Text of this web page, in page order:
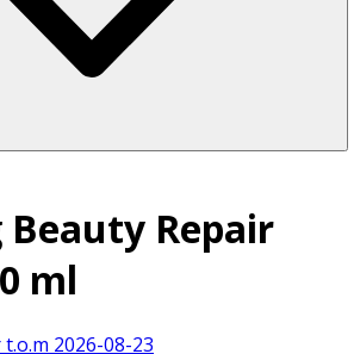
Beauty Repair
ml
2026-08-23